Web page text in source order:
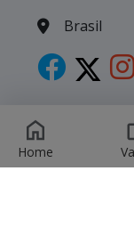
Home
Brasil
Copyright © 2026